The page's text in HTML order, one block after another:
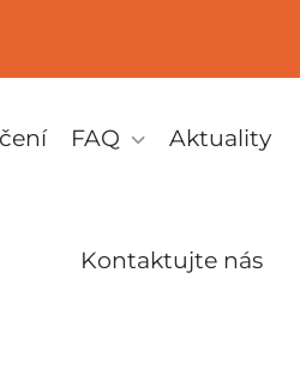
FAQ Aktuality
Kontaktujte nás